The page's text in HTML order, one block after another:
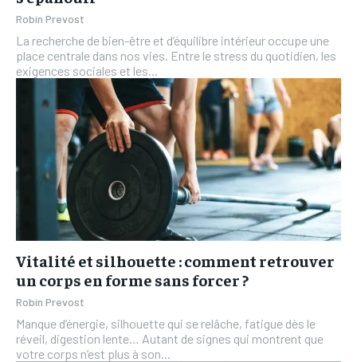
Robin Prevost
La recherche de bien-être et d’équilibre intérieur occupe une
place centrale dans nos vies. Entre le stress du quotidien, les
exigences sociales et les...
Vitalité et silhouette : comment retrouver
un corps en forme sans forcer ?
Robin Prevost
Manque d’énergie, silhouette qui se relâche, fatigue dès le
réveil, digestion lente… Autant de signes qui montrent que
votre corps n’est plus à son...